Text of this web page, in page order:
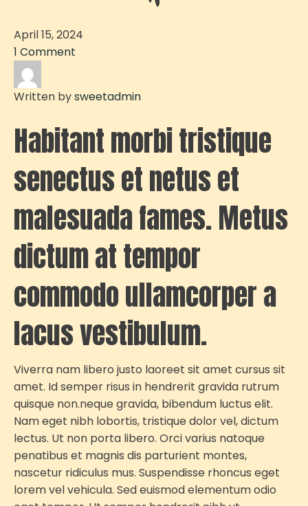
April 15, 2024
1 Comment
Written bysweetadmin
Habitant morbi tristique
senectus et netus et
malesuada fames. Metus
dictum at tempor
commodo ullamcorper a
lacus vestibulum.
Viverra nam libero justo laoreet sit amet cursus sit
amet. Id semper risus in hendrerit gravida rutrum
quisque non.neque gravida, bibendum luctus elit.
Nam eget nibh lobortis, tristique dolor vel, dictum
lectus. Ut non porta libero. Orci varius natoque
penatibus et magnis dis parturient montes,
nascetur ridiculus mus. Suspendisse rhoncus eget
lorem vel vehicula. Sed euismod elementum odio